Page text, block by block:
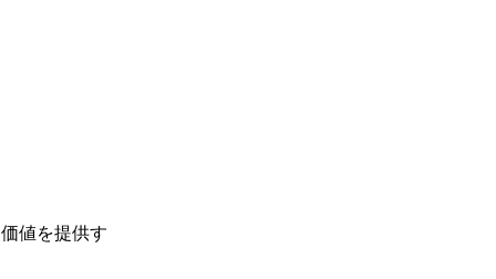
値を提供す